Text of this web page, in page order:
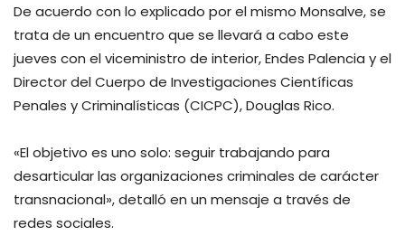
De acuerdo con lo explicado por el mismo Monsalve, se
trata de un encuentro que se llevará a cabo este
jueves con el viceministro de interior, Endes Palencia y el
Director del Cuerpo de Investigaciones Científicas
Penales y Criminalísticas (CICPC), Douglas Rico.
«El objetivo es uno solo: seguir trabajando para
desarticular las organizaciones criminales de carácter
transnacional», detalló en un mensaje a través de
redes sociales.